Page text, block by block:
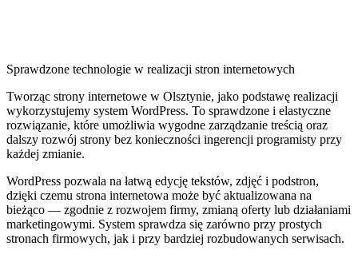
Sprawdzone technologie w realizacji stron internetowych
Tworząc strony internetowe w Olsztynie, jako podstawę realizacji
wykorzystujemy system WordPress. To sprawdzone i elastyczne
rozwiązanie, które umożliwia wygodne zarządzanie treścią oraz
dalszy rozwój strony bez konieczności ingerencji programisty przy
każdej zmianie.
WordPress pozwala na łatwą edycję tekstów, zdjęć i podstron,
dzięki czemu strona internetowa może być aktualizowana na
bieżąco — zgodnie z rozwojem firmy, zmianą oferty lub działaniami
marketingowymi. System sprawdza się zarówno przy prostych
stronach firmowych, jak i przy bardziej rozbudowanych serwisach.